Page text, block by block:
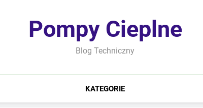
Pompy Cieplne
Blog Techniczny
KATEGORIE